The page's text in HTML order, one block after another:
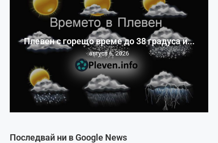
Последвай ни в Google News
Плевен с горещо време до 38 градуса и...
август 6, 2026